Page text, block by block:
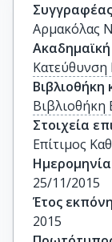
Συγγραφέας
Αρμακόλας
Βιβλιοθήκη
Στοιχεία
Επίτιμος
25/11/2015
Έτος
2015